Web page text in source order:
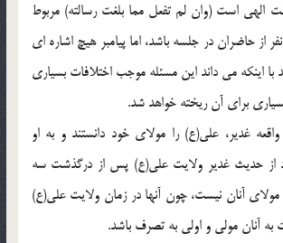
الهى است (وان لم تفعل مما بلغت رسالته) مربوط
از حاضران در جلسه باشد، اما پيامبر هيچ اشاره اى
با اينكه مى داند اين مسئله موجب اختلافات بسيارى
براى آن ريخته خواهد شد.
غدير، على(ع) را مولاى خود دانستند و به او
از حديث غدير ولايت على(ع) پس از درگذشت سه
آنان نيست، چون آنها در زمان ولايت على(ع)
به آنان مولى و اولى به تصرف باشد.